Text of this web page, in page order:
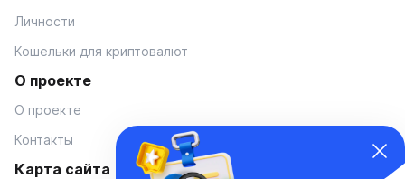
Личности
Кошельки для криптовалют
О проекте
О проекте
Контакты
Карта сайта